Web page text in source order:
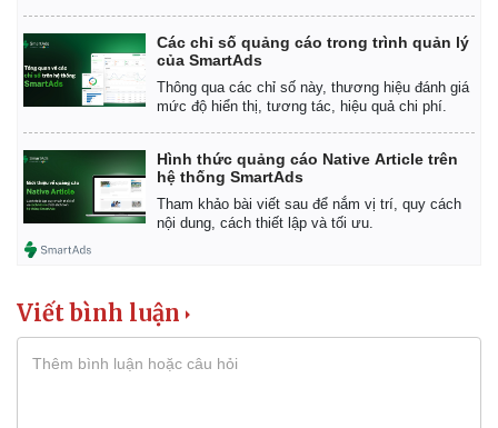
Các chỉ số quảng cáo trong trình quản lý
của SmartAds
Thông qua các chỉ số này, thương hiệu đánh giá
mức độ hiển thị, tương tác, hiệu quả chi phí.
Hình thức quảng cáo Native Article trên
hệ thống SmartAds
Tham khảo bài viết sau để nắm vị trí, quy cách
nội dung, cách thiết lập và tối ưu.
Viết bình luận